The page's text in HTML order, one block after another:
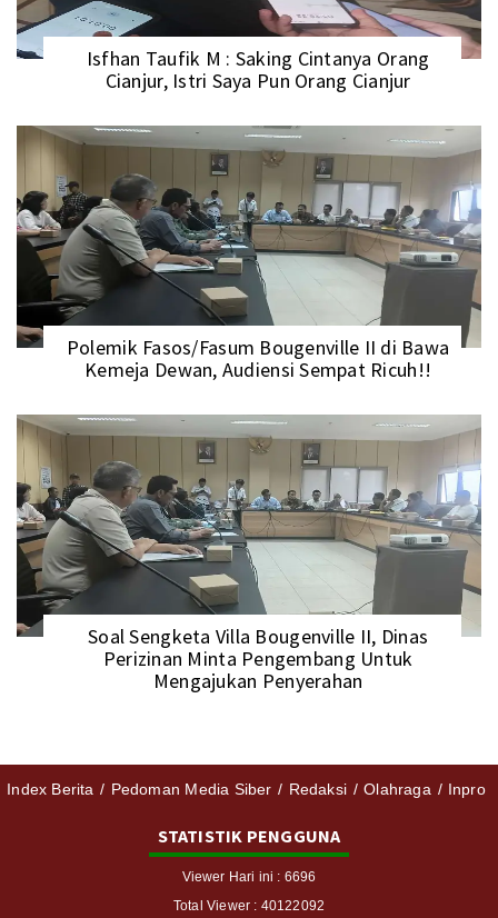
Isfhan Taufik M : Saking Cintanya Orang
Cianjur, Istri Saya Pun Orang Cianjur
Polemik Fasos/Fasum Bougenville II di Bawa
Kemeja Dewan, Audiensi Sempat Ricuh!!
Soal Sengketa Villa Bougenville II, Dinas
Perizinan Minta Pengembang Untuk
Mengajukan Penyerahan
Index Berita Pedoman Media Siber Redaksi Olahraga Inpro
STATISTIK PENGGUNA
Viewer Hari ini : 6696
Total Viewer : 40122092